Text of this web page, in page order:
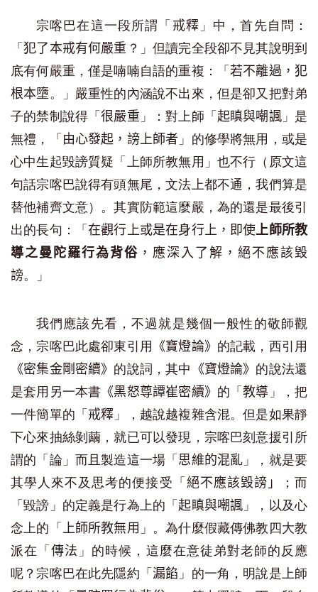
宗喀巴在這一段所謂「 戒釋 」中，首先自問：
「犯了本戒有何嚴重 ？」但讀完全段卻不見其說明到
底有何嚴重，僅是喃喃自語的重複：「若不離過，犯
根本墮。」嚴重性的內涵說不出來，但是卻又把對弟
子的禁制說得「很嚴重 」：對上師「 起瞋與嘲諷」是
無禮，「 由心發起，謗上師者 」的修學將無用，或是
心中生起毀謗質疑「上師所教無用」也不行（原文這
句話宗喀巴說得有頭無尾，文法上都不通，我們算是
替他補齊文意）。其實防範這麼嚴，為的還是最後引
出的長句：「在觀行上或是在身行上，即使上師所教
導之曼陀羅行為背俗 ，應深入了解，絕不應該毀
謗。」
我們應該先看，不過就是幾個一般性的敬師觀
念，宗喀巴此處卻東引用 《寶燈論》 的記載，西引用
《密集金剛密續》 的說詞，其中 《寶燈論》 的說法還
是套用另一本書 《黑怒尊譚崔密續》 的「教導 」，把
一件簡單的「 戒釋 」，越說越複雜含混。但是如果靜
下心來抽絲剝繭，就已可以發現，宗喀巴刻意援引所
謂的「論」而且製造這一場「 思維的混亂 」，就是要
其學人來不及思考的便接受「 絕不應該毀謗」
；而
「毀謗」的定義是行為上的「起瞋與嘲諷 」，以及心
念上的「 上師所教無用 」。為什麼假藏傳佛教四大教
派在「傳法 」的時候，這麼在意徒弟對老師的反應
呢？宗喀巴在此先隱約「 漏餡 」的一角，明說是上師